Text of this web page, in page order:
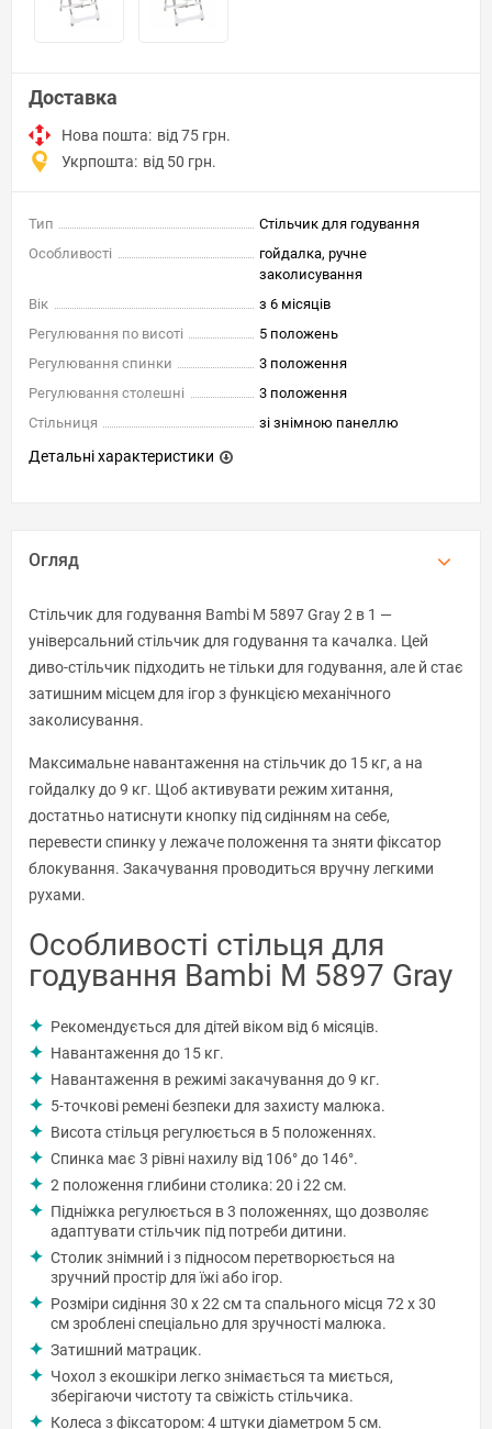
Доставка
Нова пошта: від 75 грн.
Укрпошта: від 50 грн.
Тип
Стільчик для годування
Особливості
гойдалка, ручне
заколисування
Вік
з 6 місяців
Регулювання по висоті
5 положень
Регулювання спинки
3 положення
Регулювання столешні
3 положення
Стільниця
зі знімною панеллю
Детальні характеристики
Огляд
Стільчик для годування Bambi M 5897 Gray 2 в 1 —
універсальний стільчик для годування та качалка. Цей
диво-стільчик підходить не тільки для годування, але й стає
затишним місцем для ігор з функцією механічного
заколисування.
Максимальне навантаження на стільчик до 15 кг, а на
гойдалку до 9 кг. Щоб активувати режим хитання,
достатньо натиснути кнопку під сидінням на себе,
перевести спинку у лежаче положення та зняти фіксатор
блокування. Закачування проводиться вручну легкими
рухами.
Особливості стільця для
годування Bambi M 5897 Gray
Рекомендується для дітей віком від 6 місяців.
Навантаження до 15 кг.
Навантаження в режимі закачування до 9 кг.
5-точкові ремені безпеки для захисту малюка.
Висота стільця регулюється в 5 положеннях.
Спинка має 3 рівні нахилу від 106° до 146°.
2 положення глибини столика: 20 і 22 см.
Підніжка регулюється в 3 положеннях, що дозволяє
адаптувати стільчик під потреби дитини.
Столик знімний і з підносом перетворюється на
зручний простір для їжі або ігор.
Розміри сидіння 30 х 22 см та спального місця 72 х 30
см зроблені спеціально для зручності малюка.
Затишний матрацик.
Чохол з екошкіри легко знімається та миється,
зберігаючи чистоту та свіжість стільчика.
Колеса з фіксатором: 4 штуки діаметром 5 см.